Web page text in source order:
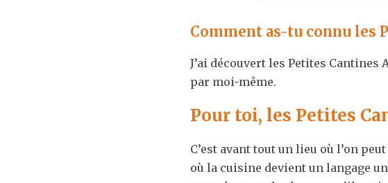
Comment as-tu connu les
J’ai découvert les Petites Cantines
par moi-même.
Pour toi, les Petites
C’est avant tout un lieu où l’on
où la cuisine devient un langage